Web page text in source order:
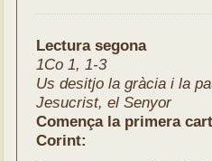
Lectura segona
1Co 1, 1-3
Us desitjo la gràcia i la
Jesucrist, el Senyor
Comença la primera
Corint: